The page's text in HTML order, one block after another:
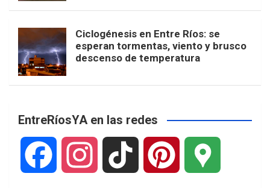
Ciclogénesis en Entre Ríos: se
esperan tormentas, viento y brusco
descenso de temperatura
EntreRíosYA en las redes